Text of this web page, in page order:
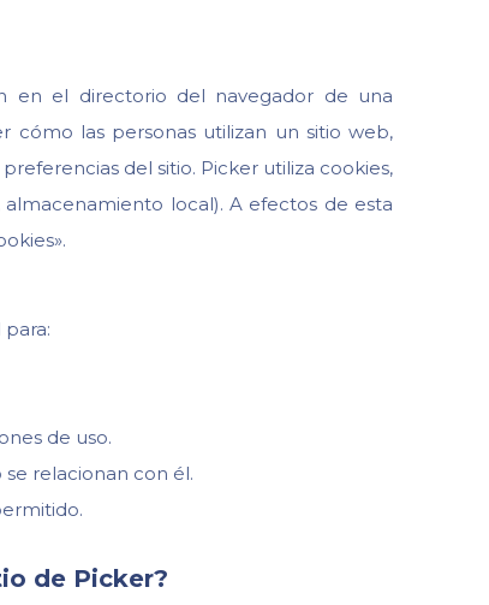
en el directorio del navegador de una
cómo las personas utilizan un sitio web,
del sitio. Picker utiliza cookies,
local). A efectos de esta
de uso.
relacionan con él.
de Picker?